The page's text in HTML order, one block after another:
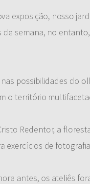
exposição, nosso
de semana, no
possibilidades do
o território
Redentor, a
exercícios de
antes, os ateliês